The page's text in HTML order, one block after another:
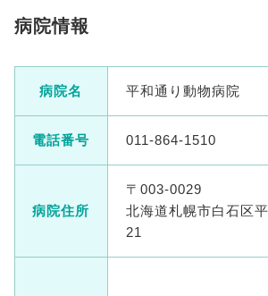
病院情報
病院名 平和通り動物病院
電話番号 011-864-1510
病院住所
〒003-0029
北海道札幌市白石区
21